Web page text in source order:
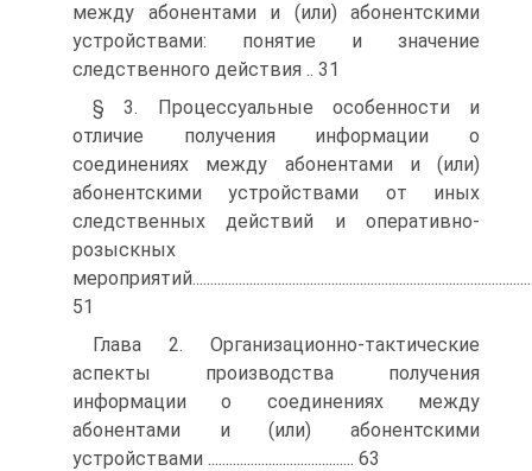
между абонентами и (или) абонентскими
устройствами: понятие и значение
следственного действия .. 31
§ 3. Процессуальные особенности и
отличие получения информации о
соединениях между абонентами и (или)
абонентскими устройствами от иных
следственных действий и оперативно-
розыскных
51
Глава 2. Организационно-тактические
аспекты производства получения
информации о соединениях между
абонентами и (или) абонентскими
устройствами ......................................... 63